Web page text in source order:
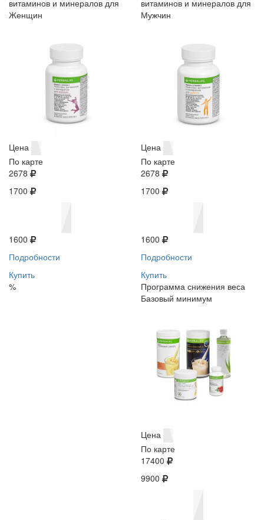
витаминов и минералов для
Женщин
Цена
По карте
2678
1700
1600
Подробности
Купить
%
витаминов и минералов для
Мужчин
Цена
По карте
2678
1700
1600
Подробности
Купить
Программа снижения веса
Базовый минимум
Цена
По карте
17400
9900